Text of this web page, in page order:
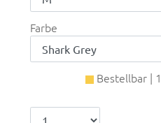
Farbe
Bestellbar |